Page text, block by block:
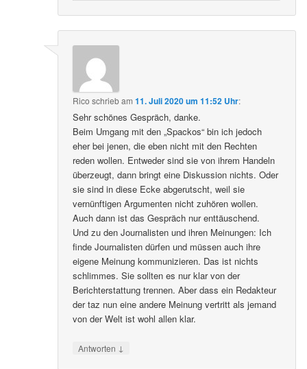
Rico schriebam11. Juli 2020 um 11:52 Uhr:
Sehr schönes Gespräch, danke.
Beim Umgang mit den „Spackos“ bin ich jedoch
eher bei jenen, die eben nicht mit den Rechten
reden wollen. Entweder sind sie von ihrem Handeln
überzeugt, dann bringt eine Diskussion nichts. Oder
sie sind in diese Ecke abgerutscht, weil sie
vernünftigen Argumenten nicht zuhören wollen.
Auch dann ist das Gespräch nur enttäuschend.
Und zu den Journalisten und ihren Meinungen: Ich
finde Journalisten dürfen und müssen auch ihre
eigene Meinung kommunizieren. Das ist nichts
schlimmes. Sie sollten es nur klar von der
Berichterstattung trennen. Aber dass ein Redakteur
der taz nun eine andere Meinung vertritt als jemand
von der Welt ist wohl allen klar.
Antworten ↓